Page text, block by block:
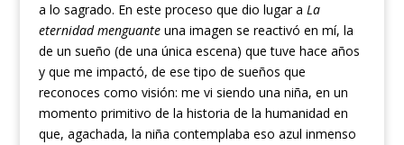
a lo sagrado. En este proceso que dio lugar a La
eternidad menguante una imagen se reactivó en mí, la
de un sueño (de una única escena) que tuve hace años
y que me impactó, de ese tipo de sueños que
reconoces como visión: me vi siendo una niña, en un
momento primitivo de la historia de la humanidad en
que, agachada, la niña contemplaba eso azul inmenso